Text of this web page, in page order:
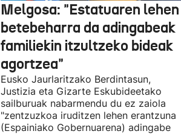
Melgosa: "Estatuaren lehen
betebeharra da adingabeak
familiekin itzultzeko bideak
agortzea"
Eusko Jaurlaritzako Berdintasun,
Justizia eta Gizarte Eskubideetako
sailburuak nabarmendu du ez zaiola
"zentzuzkoa iruditzen lehen erantzuna
(Espainiako Gobernuarena) adingabe